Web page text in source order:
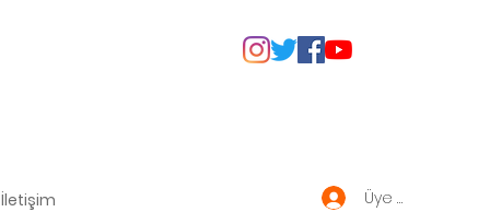
İletişim Üye Giriş